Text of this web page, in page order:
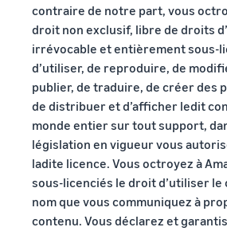
contraire de notre part, vous
droit non exclusif, libre de droits
irrévocable et entièrement sous-
d’utiliser, de reproduire, de
publier, de traduire, de créer des
de distribuer et d’afficher ledit
monde entier sur tout support,
législation en vigueur vous
ladite licence. Vous octroyez à
sous-licenciés le droit d’utiliser le
nom que vous communiquez à
contenu. Vous déclarez et